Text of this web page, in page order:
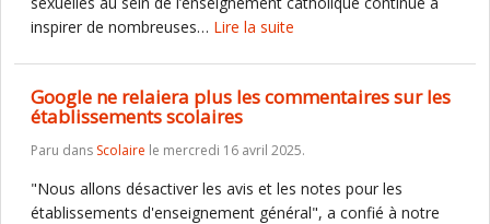
inspirer de nombreuses… Lire la suite
Google ne relaiera plus les commentaires sur les
établissements scolaires
Paru dans Scolaire le mercredi 16 avril 2025.
"Nous allons désactiver les avis et les notes pour les
établissements d'enseignement général", a confié à notre